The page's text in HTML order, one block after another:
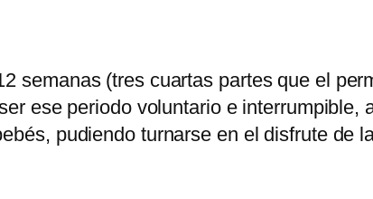
semanas (tres cuartas partes que el
ese periodo voluntario e
pudiendo turnarse en el disfrute de